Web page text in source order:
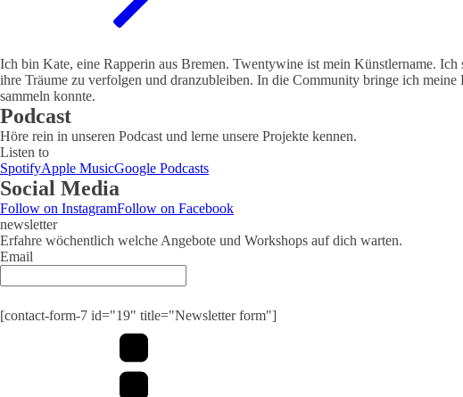
Ich bin Kate, eine Rapperin aus Bremen. Twentywine ist mein Künstlername.
ihre Träume zu verfolgen und dranzubleiben. In die Community bringe ich
sammeln konnte.
Podcast
Höre rein in unseren Podcast und lerne unsere Projekte kennen.
Listen to
SpotifyApple MusicGoogle Podcasts
Social Media
Follow on InstagramFollow on Facebook
newsletter
Erfahre wöchentlich welche Angebote und Workshops auf dich warten.
Email
[contact-form-7 id="19" title="Newsletter form"]